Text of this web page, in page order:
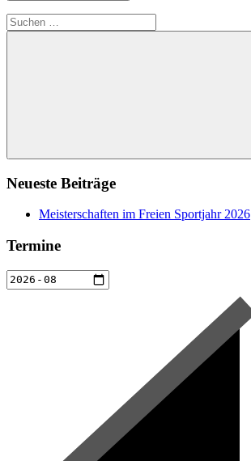
Suchen
nach:
Suchen
Neueste Beiträge
Meisterschaften im Freien Sportjahr 2026
Termine